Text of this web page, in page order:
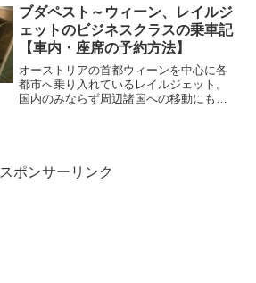
す…西欧の芸術の都パリと、中欧の芸術
の都ウィーン。行き...
ブダペスト～ウィーン、レイルジ
ェットのビジネスクラスの乗車記
【車内・座席の予約方法】
オーストリアの首都ウィーンを中心に各
都市へ乗り入れているレイルジェット。
国内のみならず周辺諸国への移動にも欠
スポンサーリンク